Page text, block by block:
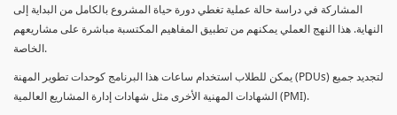
المشاركة في دراسة حالة عملية تغطي دورة حياة المشروع بالكامل من البداية إلى
النهاية. هذا النهج العملي يمكنهم من تطبيق المفاهيم المكتسبة مباشرة على مشاريعهم
الخاصة.
يمكن للطلاب استخدام ساعات هذا البرنامج كوحدات تطوير المهنة (PDUs) لتجديد جميع
الشهادات المهنية الأخرى مثل شهادات إدارة المشاريع العالمية (PMI).